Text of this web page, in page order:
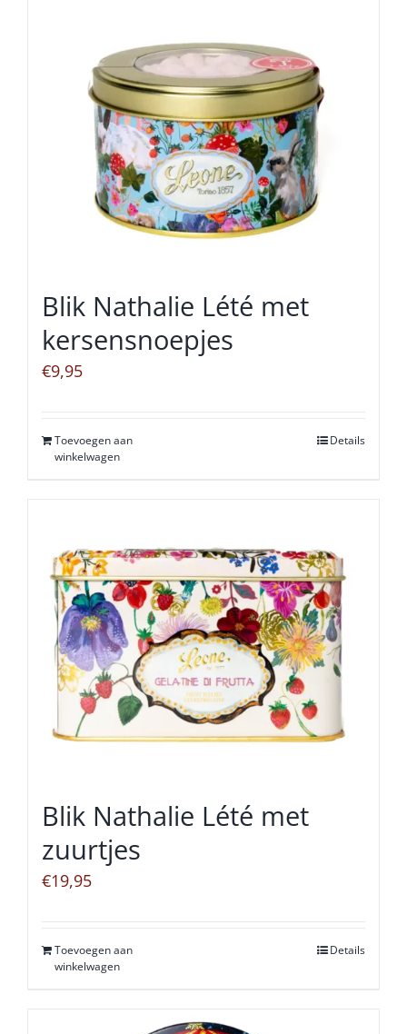
Blik Nathalie Lété met
kersensnoepjes
€9,95
Toevoegen aan
winkelwagen
Details
Blik Nathalie Lété met
zuurtjes
€19,95
Toevoegen aan
winkelwagen
Details